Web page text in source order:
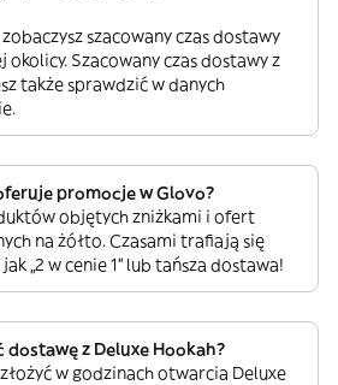
szacowany czas dostawy
Szacowany czas dostawy z
także sprawdzić w danych
promocje w Glovo?
objętych zniżkami i ofert
na żółto. Czasami trafiają się
„2 w cenie 1” lub tańsza dostawa!
dostawę z Deluxe Hookah?
w godzinach otwarcia Deluxe